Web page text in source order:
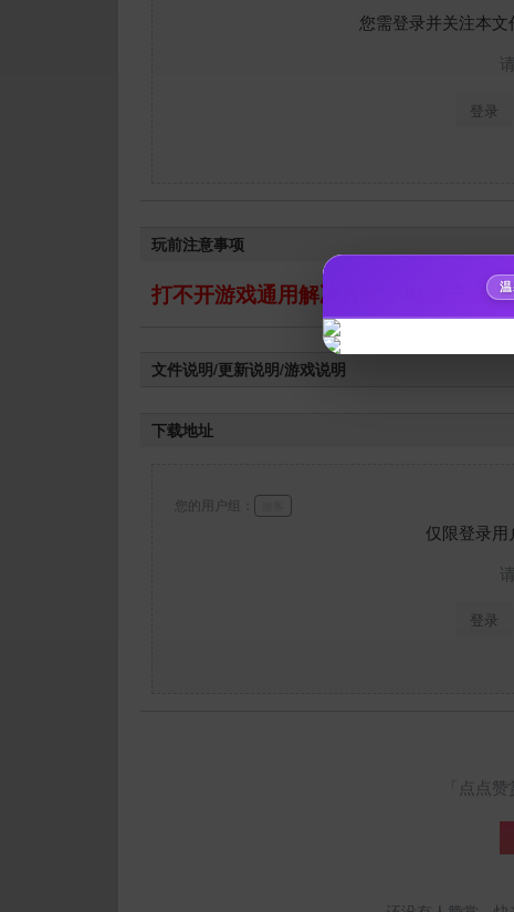
您需登录并关注本
登录
玩前注意事项
打不开游戏通用解决方式，电脑安全
文件说明/更新说明/游戏说明
下载地址
仅限登录用
登录
您的用户组：
「点点